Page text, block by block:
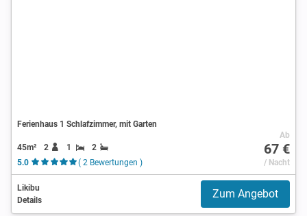
Ferienhaus 1 Schlafzimmer, mit Garten
45m² 2 1
2
5.0
( 2 Bewertungen )
Ab
67 €
/ Nacht
Likibu
Details
Zum Angebot